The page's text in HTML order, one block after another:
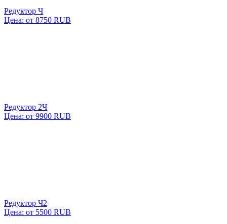
Редуктор Ч
Цена: от 8750 RUB
Редуктор 2Ч
Цена: от 9900 RUB
Редуктор Ч2
Цена: от 5500 RUB